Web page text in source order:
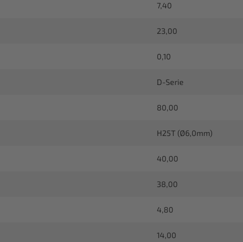
7,40
23,00
0,10
D-Serie
80,00
H25T (Ø6,0mm)
40,00
38,00
4,80
14,00